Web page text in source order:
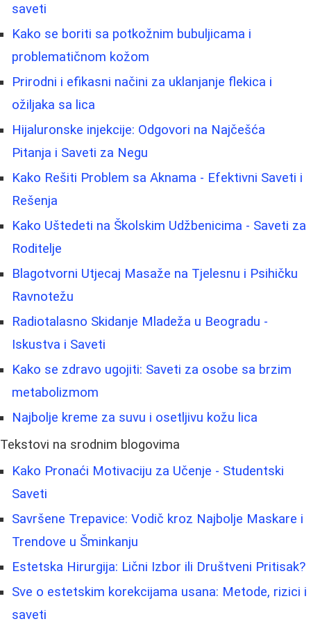
saveti
Kako se boriti sa potkožnim bubuljicama i
problematičnom kožom
Prirodni i efikasni načini za uklanjanje flekica i
ožiljaka sa lica
Hijaluronske injekcije: Odgovori na Najčešća
Pitanja i Saveti za Negu
Kako Rešiti Problem sa Aknama - Efektivni Saveti i
Rešenja
Kako Uštedeti na Školskim Udžbenicima - Saveti za
Roditelje
Blagotvorni Utjecaj Masaže na Tjelesnu i Psihičku
Ravnotežu
Radiotalasno Skidanje Mladeža u Beogradu -
Iskustva i Saveti
Kako se zdravo ugojiti: Saveti za osobe sa brzim
metabolizmom
Najbolje kreme za suvu i osetljivu kožu lica
Tekstovi na srodnim blogovima
Kako Pronaći Motivaciju za Učenje - Studentski
Saveti
Savršene Trepavice: Vodič kroz Najbolje Maskare i
Trendove u Šminkanju
Estetska Hirurgija: Lični Izbor ili Društveni Pritisak?
Sve o estetskim korekcijama usana: Metode, rizici i
saveti